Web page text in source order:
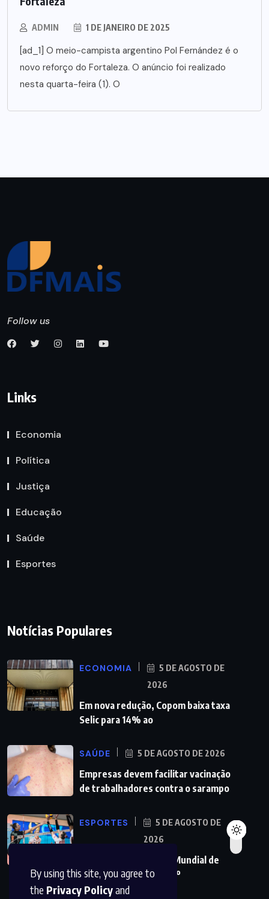
By using this site, you agree to
the Privacy Policyand
ADMIN 1 DE JANEIRO DE 2025
[ad_1] O meio-campista argentino Pol Fernández é o
novo reforço do Fortaleza. O anúncio foi realizado
nesta quarta-feira (1). O
Follow us
Links
Economia
Política
Justiça
Educação
Saúde
Esportes
Notícias Populares
ECONOMIA
5 DE AGOSTO DE
2026
Em nova redução, Copom baixa taxa
Selic para 14% ao
SAÚDE 5 DE AGOSTO DE 2026
Empresas devem facilitar vacinação
de trabalhadores contra o sarampo
ESPORTES
5 DE AGOSTO DE
2026
Vôlei: São Paulo sedia Mundial de
Clubes feminino pelo 2º